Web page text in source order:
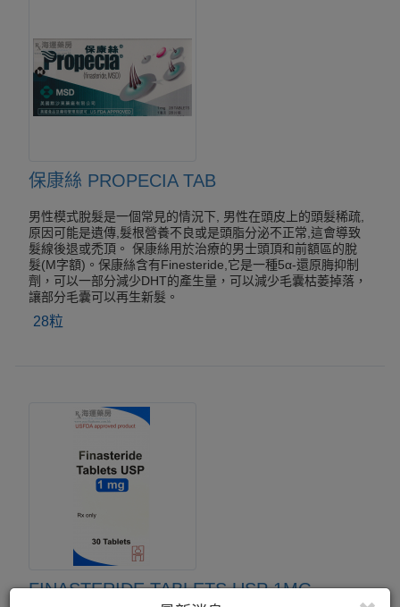
保康絲 PROPECIA TAB
男性模式脫髮是一個常見的情況下, 男性在頭皮上的頭髮稀疏,
原因可能是遺傳,髮根營養不良或是頭脂分泌不正常,這會導致
髮線後退或禿頂。 保康絲用於治療的男士頭頂和前額區的脫
髮(M字額)。保康絲含有Finesteride,它是一種5α-還原脢抑制
劑，可以一部分減少DHT的產生量，可以減少毛囊枯萎掉落，
讓部分毛囊可以再生新髮。
28粒
FINASTERIDE TABLETS USP 1MG